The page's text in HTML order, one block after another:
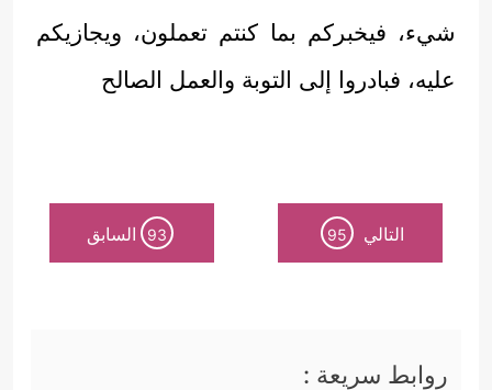
شيء، فيخبركم بما كنتم تعملون، ويجازيكم
عليه، فبادروا إلى التوبة والعمل الصالح
التالي 95
93 السابق
روابط سريعة :